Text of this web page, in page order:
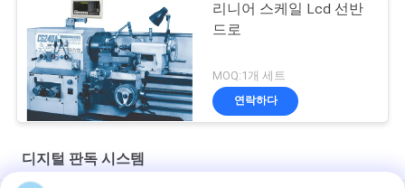
리니어 스케일 Lcd 선반
드로
MOQ:1개 세트
연락하다
디지털 판독 시스템